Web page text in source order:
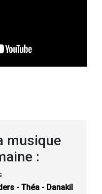
musique
:
- Théa - Danakil